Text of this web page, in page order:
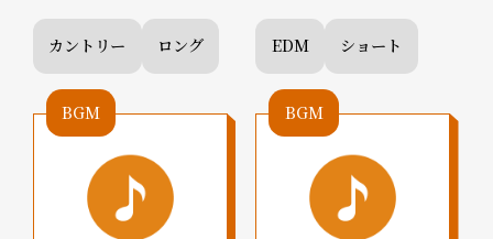
カントリー ロング EDM ショート
BGM BGM